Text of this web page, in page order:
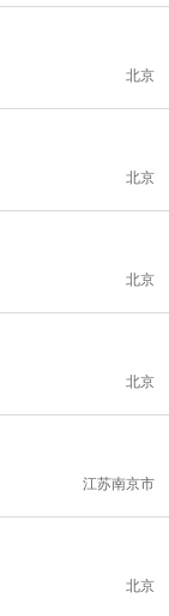
北京
北京
北京
北京
江苏南京市
北京